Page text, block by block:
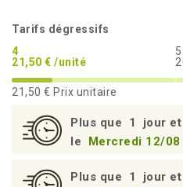
Tarifs dégressifs
4
21,50 € /unité
21,50 € Prix unitaire
Plus que 1 jour et
le
Mercredi 12/08
Plus que 1 jour et